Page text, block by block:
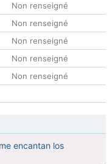
Non renseigné
Non renseigné
Non renseigné
Non renseigné
Non renseigné
encantan los